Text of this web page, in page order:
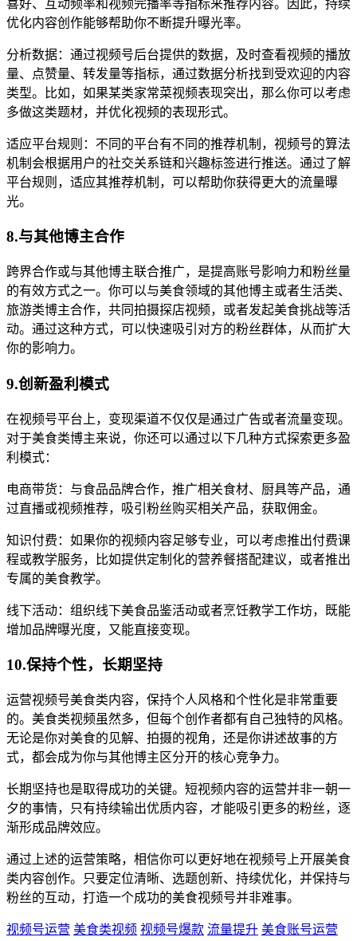
喜好、互动频率和视频完播率等指标来推荐内容。因此，持续
优化内容创作能够帮助你不断提升曝光率。
分析数据：通过视频号后台提供的数据，及时查看视频的播放
量、点赞量、转发量等指标，通过数据分析找到受欢迎的内容
类型。比如，如果某类家常菜视频表现突出，那么你可以考虑
多做这类题材，并优化视频的表现形式。
适应平台规则：不同的平台有不同的推荐机制，视频号的算法
机制会根据用户的社交关系链和兴趣标签进行推送。通过了解
平台规则，适应其推荐机制，可以帮助你获得更大的流量曝
光。
8.与其他博主合作
跨界合作或与其他博主联合推广，是提高账号影响力和粉丝量
的有效方式之一。你可以与美食领域的其他博主或者生活类、
旅游类博主合作，共同拍摄探店视频，或者发起美食挑战等活
动。通过这种方式，可以快速吸引对方的粉丝群体，从而扩大
你的影响力。
9.创新盈利模式
在视频号平台上，变现渠道不仅仅是通过广告或者流量变现。
对于美食类博主来说，你还可以通过以下几种方式探索更多盈
利模式：
电商带货：与食品品牌合作，推广相关食材、厨具等产品，通
过直播或视频推荐，吸引粉丝购买相关产品，获取佣金。
知识付费：如果你的视频内容足够专业，可以考虑推出付费课
程或教学服务，比如提供定制化的营养餐搭配建议，或者推出
专属的美食教学。
线下活动：组织线下美食品鉴活动或者烹饪教学工作坊，既能
增加品牌曝光度，又能直接变现。
10.保持个性，长期坚持
运营视频号美食类内容，保持个人风格和个性化是非常重要
的。美食类视频虽然多，但每个创作者都有自己独特的风格。
无论是你对美食的见解、拍摄的视角，还是你讲述故事的方
式，都会成为你与其他博主区分开的核心竞争力。
长期坚持也是取得成功的关键。短视频内容的运营并非一朝一
夕的事情，只有持续输出优质内容，才能吸引更多的粉丝，逐
渐形成品牌效应。
通过上述的运营策略，相信你可以更好地在视频号上开展美食
类内容创作。只要定位清晰、选题创新、持续优化，并保持与
粉丝的互动，打造一个成功的美食视频号并非难事。
视频号运营 美食类视频 视频号爆款 流量提升 美食账号运营